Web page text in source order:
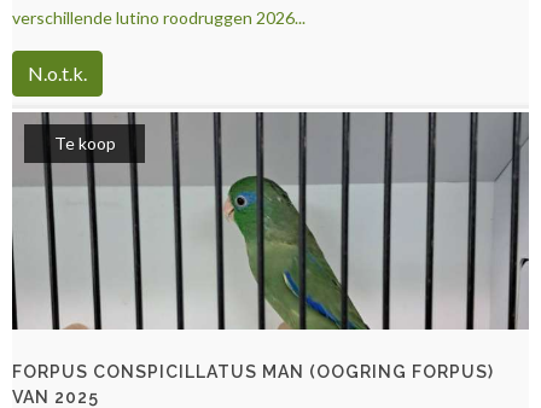
verschillende lutino roodruggen 2026...
N.o.t.k.
Te koop
FORPUS CONSPICILLATUS MAN (OOGRING FORPUS)
VAN 2025